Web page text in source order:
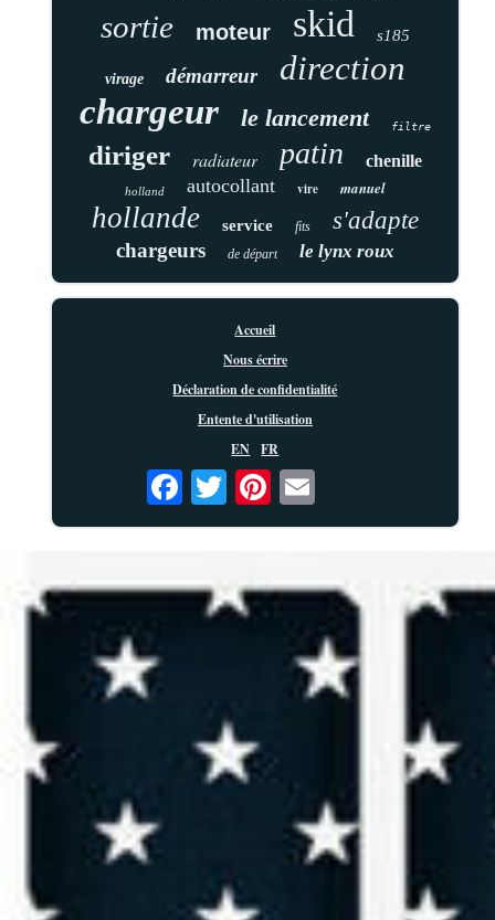
sortie moteur skid s185
virage démarreur direction
chargeur le lancement filtre
diriger radiateur patin chenille
holland autocollant vire manuel
hollande service fits s'adapte
chargeurs de départ le lynx roux
Accueil
Nous écrire
Déclaration de confidentialité
Entente d'utilisation
EN
FR